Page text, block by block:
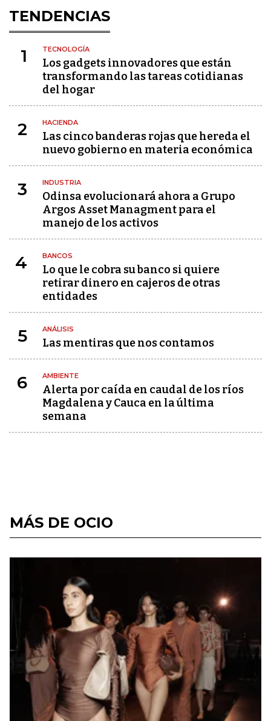
TENDENCIAS
1 TECNOLOGÍA
Los gadgets innovadores que están
transformando las tareas cotidianas
del hogar
2 HACIENDA
Las cinco banderas rojas que hereda el
nuevo gobierno en materia económica
3 INDUSTRIA
Odinsa evolucionará ahora a Grupo
Argos Asset Managment para el
manejo de los activos
4 BANCOS
Lo que le cobra su banco si quiere
retirar dinero en cajeros de otras
entidades
5 ANÁLISIS
Las mentiras que nos contamos
6 AMBIENTE
Alerta por caída en caudal de los ríos
Magdalena y Cauca en la última
semana
MÁS DE OCIO